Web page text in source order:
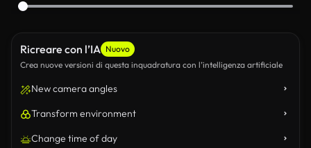
Ricreare con l’IA Nuovo
Crea nuove versioni di questa inquadratura con l’intelligenza artificiale
New camera angles
Transform environment
Change time of day